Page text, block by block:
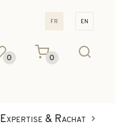
fr en
0 0
Expertise & Rachat